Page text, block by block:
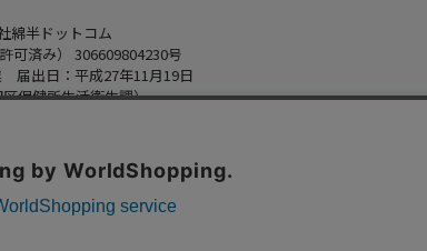
綿半ドットコム
可済み） 306609804230号
届出日：平成27年11月19日
保健所生活衛生課）
Co., Ltd. Powered by Watahan Partners Co., Ltd.